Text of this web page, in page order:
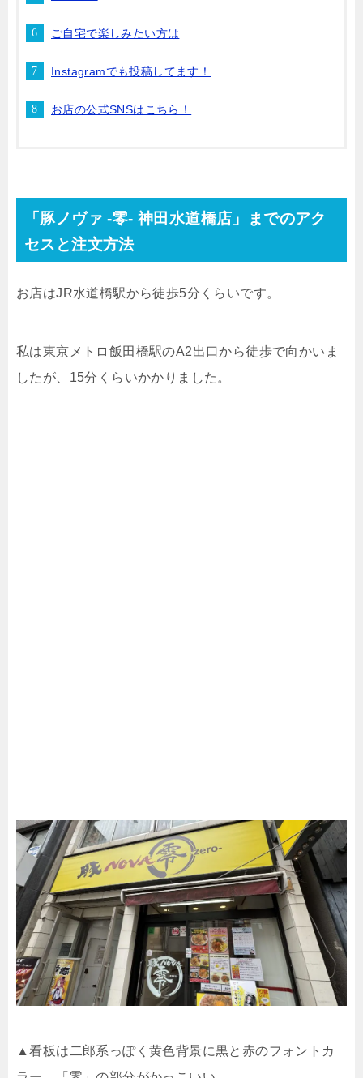
ご自宅で楽しみたい方は
Instagramでも投稿してます！
お店の公式SNSはこちら！
「豚ノヴァ -零- 神田水道橋店」までのアク
セスと注文方法
お店はJR水道橋駅から徒歩5分くらいです。
私は東京メトロ飯田橋駅のA2出口から徒歩で向かいま
したが、15分くらいかかりました。
▲看板は二郎系っぽく黄色背景に黒と赤のフォントカ